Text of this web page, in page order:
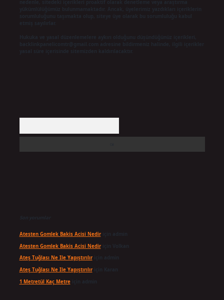
nedenle, sitedeki içerikleri proaktif olarak denetleme veya araştırma
yükümlülüğümüz bulunmamaktadır. Ancak, üyelerimiz yazdıkları içeriklerin
Hukuka ve yasal düzenlemelere aykırı olduğunu düşündüğünüz içerikleri,
Son yorumlar
Atesten Gomlek Bakis Acisi Nediriçin
Atesten Gomlek Bakis Acisi Nediriçin
Ateş Tuğlası Ne Ile Yapıştırılıriçin
Ateş Tuğlası Ne Ile Yapıştırılıriçin
1 Metretül Kaç Metreiçin